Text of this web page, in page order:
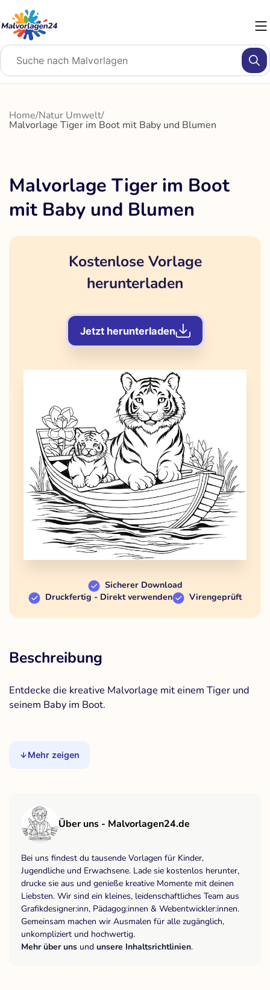
Inhalt
springen
Home/Natur Umwelt/
Malvorlage Tiger im Boot mit Baby und Blumen
Malvorlage Tiger im Boot
mit Baby und Blumen
Kostenlose Vorlage
herunterladen
Jetzt herunterladen
Sicherer Download
Druckfertig - Direkt verwenden
Virengeprüft
Beschreibung
Entdecke die kreative Malvorlage mit einem Tiger und
seinem Baby im Boot.
Mehr zeigen
Über uns - Malvorlagen24.de
Bei uns findest du tausende Vorlagen für Kinder,
Jugendliche und Erwachsene. Lade sie kostenlos herunter,
drucke sie aus und genieße kreative Momente mit deinen
Liebsten. Wir sind ein kleines, leidenschaftliches Team aus
Grafikdesigner:inn, Pädagog:innen & Webentwickler:innen.
Gemeinsam machen wir Ausmalen für alle zugänglich,
unkompliziert und hochwertig.
Mehr über uns und unsere Inhaltsrichtlinien.